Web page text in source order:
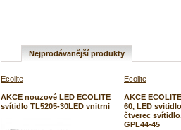
Nejprodávanější produkty
Ecolite
AKCE nouzové LED ECOLITE
svítidlo TL5205-30LED vnitrni
Ecolite
AKCE
60, LED
čtverec
GPL44-45